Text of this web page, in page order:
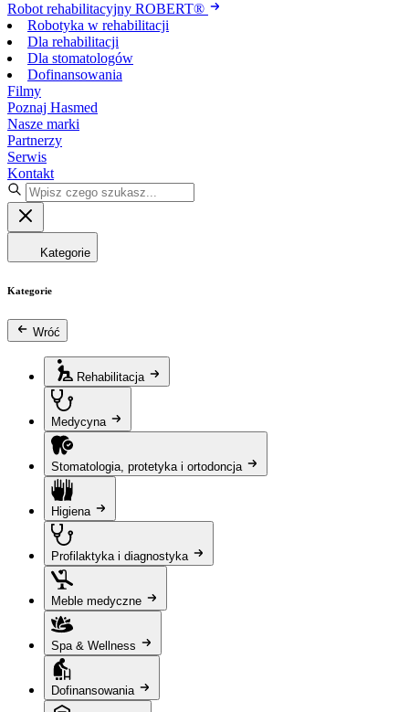
Robot rehabilitacyjny ROBERT®
Robotyka w rehabilitacji
Dla rehabilitacji
Dla stomatologów
Dofinansowania
Filmy
Poznaj Hasmed
Nasze marki
Partnerzy
Serwis
Kontakt
Kategorie
Kategorie
Wróć
Rehabilitacja
Medycyna
Stomatologia, protetyka i ortodoncja
Higiena
Profilaktyka i diagnostyka
Meble medyczne
Spa & Wellness
Dofinansowania